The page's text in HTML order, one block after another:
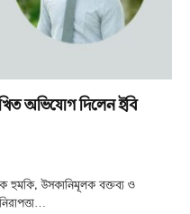
অভিযোগ দিলেন ইবি
হুমকি, উসকানিমূলক বক্তব্য ও